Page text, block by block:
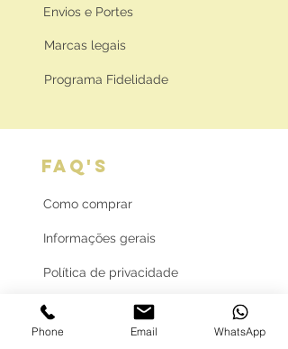
Envios e Portes
Marcas legais
Programa Fidelidade
FAQ'S
Como comprar
Informações gerais
Política de privacidade
Resolução alternativa de litígios
Livro de reclamações eletrónico
Phone Email WhatsApp